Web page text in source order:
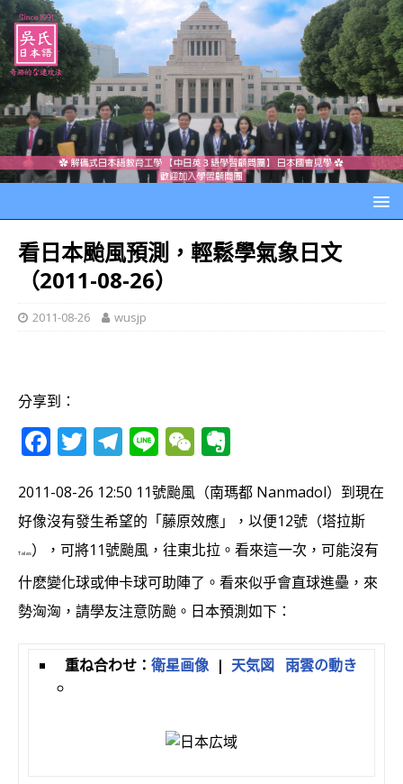
看日本颱風預測，輕鬆學氣象日文
（2011-08-26）
2011-08-26 wusjp
分享到：
F
c
e
b
o
o
T
it
te
r
T
e
g
ra
m
Li
e
W
C
h
at
e
r
n
o
te
2011-08-26 12:50 11號颱風（南瑪都 Nanmadol）到現在
好像沒有發生希望的「藤原效應」，以便12號（塔拉斯
Talas），可將11號颱風，往東北拉。看來這一次，可能沒有
什麽變化球或伸卡球可助陣了。看來似乎會直球進壘，來
勢洶洶，請學友注意防颱。日本預測如下：
重ね合わせ： 衛星画像| 天気図 雨雲の動き